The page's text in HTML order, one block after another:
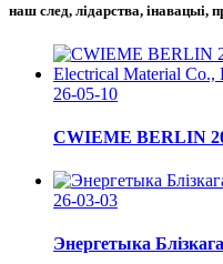
наш след, лідарства, інавацыі,
26-05-10
CWIEME BERLIN
26-03-03
Энергетыка